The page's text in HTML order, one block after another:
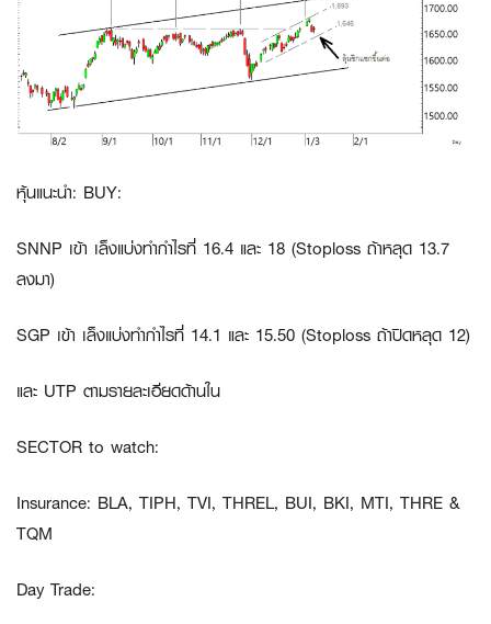
หุ้นแนะนำ: BUY:
SNNP เข้า เล็งแบ่งทำกำไรที่ 16.4 และ 18 (Stoploss ถ้าหลุด 13.7
ลงมา)
SGP เข้า เล็งแบ่งทำกำไรที่ 14.1 และ 15.50 (Stoploss ถ้าปิดหลุด 12)
และ UTP ตามรายละเอียดด้านใน
SECTOR to watch:
Insurance: BLA, TIPH, TVI, THREL, BUI, BKI, MTI, THRE &
TQM
Day Trade: